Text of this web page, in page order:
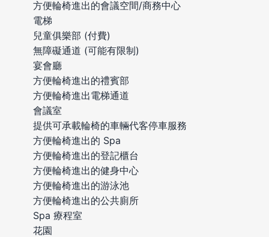
方便輪椅進出的會議空間/商務中心
電梯
兒童俱樂部 (付費)
無障礙通道 (可能有限制)
宴會廳
方便輪椅進出的禮賓部
方便輪椅進出電梯通道
會議室
提供可承載輪椅的車輛代客停車服務
方便輪椅進出的 Spa
方便輪椅進出的登記櫃台
方便輪椅進出的健身中心
方便輪椅進出的游泳池
方便輪椅進出的公共廁所
Spa 療程室
花園